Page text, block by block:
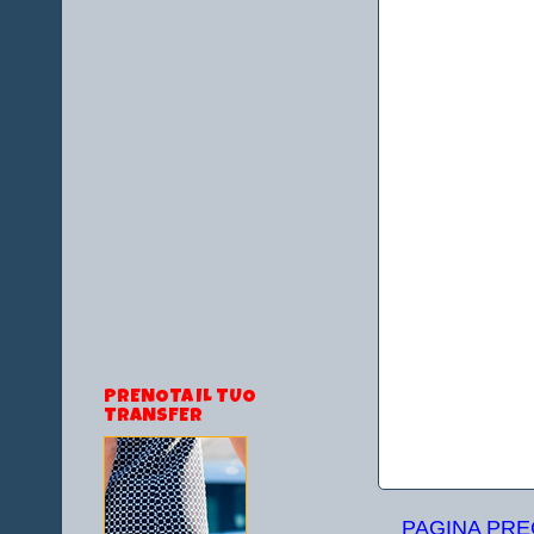
PAGINA
PRENOTA IL TUO
TRANSFER